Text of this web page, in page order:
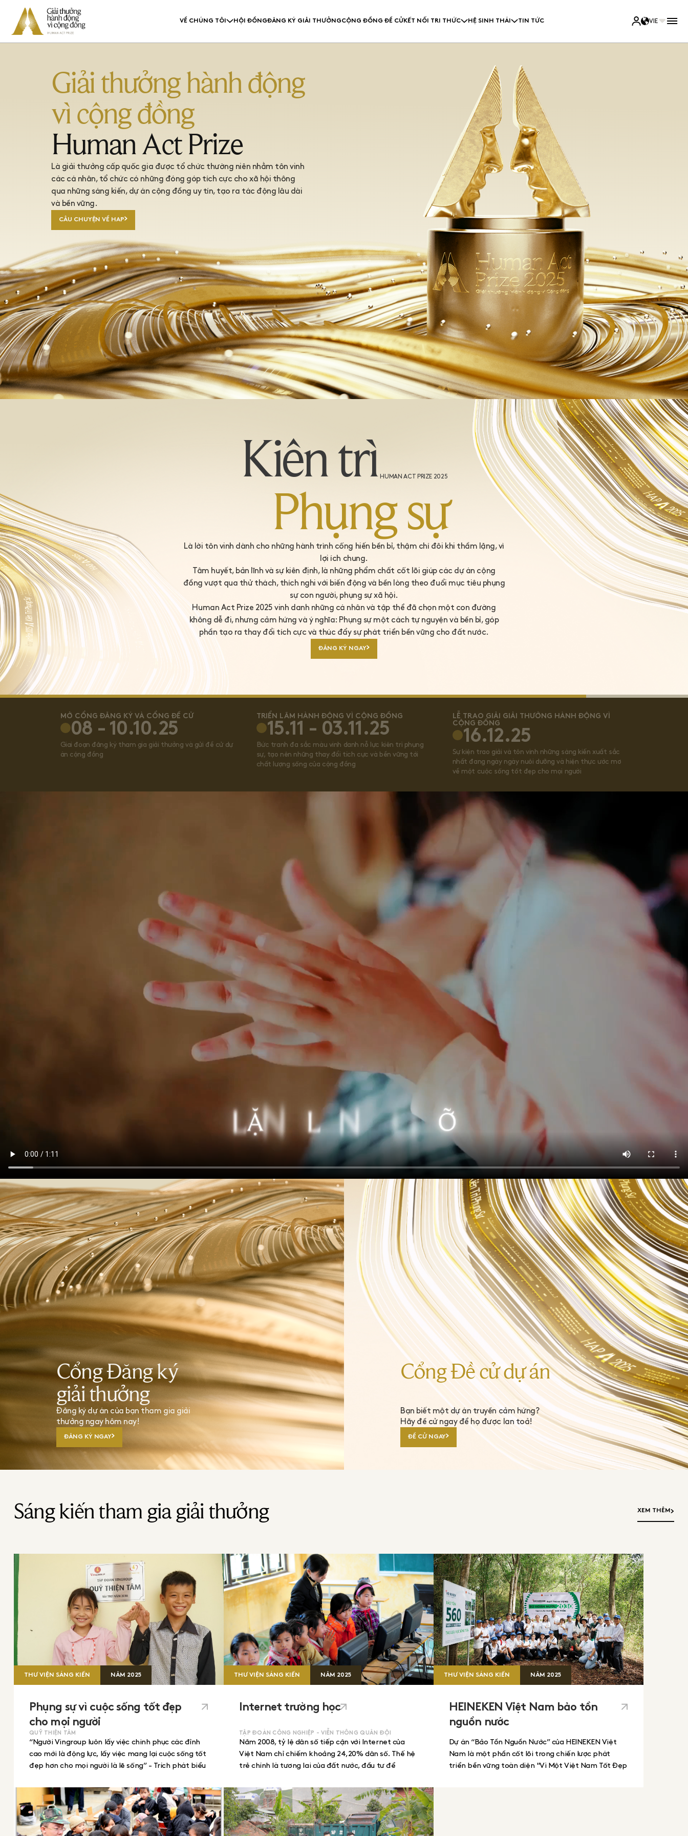
VỀ CHÚNG TÔI
CÂU CHUYỆN HUMAN ACT PRIZE
DANH SÁCH THẮNG GIẢI
QUY ĐỊNH VÀ ĐIỀU KHOẢN
HỘI ĐỒNGĐĂNG KÝ GIẢI THƯỞNGCỘNG ĐỒNG ĐỀ CỬKẾT NỐI TRI THỨC
THƯ VIỆN SÁNG KIẾN
HỆ SINH THÁI
HUMAN LEGACIES
HUMAN VOICES
TIN TỨC VIE
Về chúng tôi
CÂU CHUYỆN HUMAN ACT PRIZE
HỆ THỐNG GIẢI THƯỞNG
DANH SÁCH THẮNG GIẢI
QUY ĐỊNH VÀ ĐIỀU KHOẢN
Hội đồng Cộng đồng đề cử
Kết nối tri thức
THƯ VIỆN SÁNG KIẾN
BẢN TIN KIẾN THỨC
HUMAN LEGACIES
HUMAN THOUGHTS
HUMAN VOICES
Tin tức
Là một giải thưởng thường niên tôn vinh các tổ chức và cá nhân có
nhiều đóng góp cho cộng đồng thông qua
các dự án xã hội uy tín, tận tụy và lâu dài.
© 2024 Human Act Prize • Chính sách bảo mật
THÔNG TIN LIÊN HỆ
humanactprize@vccorp.vn
(+84) 342 613 178
ĐỊA CHỈ
01 Nguyễn Huy Tưởng, Thanh Xuân, Hà Nội
Giải thưởng hành động
vì cộng đồng
Human Act Prize
Là giải thưởng cấp quốc gia được tổ chức thường niên nhằm tôn vinh
các cá nhân, tổ chức có những đóng góp tích cực cho xã hội thông
qua những sáng kiến, dự án cộng đồng uy tín, tạo ra tác động lâu dài
và bền vững.
CÂU CHUYỆN VỀ HAP
Kiên trì HUMAN ACT PRIZE 2025
Phụng sự
Là lời tôn vinh dành cho những hành trình cống hiến bền bỉ, thậm chí đôi khi thầm lặng, vì
lợi ích chung.
Tâm huyết, bản lĩnh và sự kiên định, là những phẩm chất cốt lõi giúp các dự án cộng
đồng vượt qua thử thách, thích nghi với biến động và bền lòng theo đuổi mục tiêu phụng
sự con người, phụng sự xã hội.
Human Act Prize 2025 vinh danh những cá nhân và tập thể đã chọn một con đường
không dễ đi, nhưng cảm hứng và ý nghĩa: Phụng sự một cách tự nguyện và bền bỉ, góp
phần tạo ra thay đổi tích cực và thúc đẩy sự phát triển bền vững cho đất nước.
ĐĂNG KÝ NGAY
MỞ CỔNG ĐĂNG KÝ VÀ CỔNG ĐỀ CỬ
08 - 10.10.25
Giai đoạn đăng ký tham gia giải thưởng và gửi đề cử dự
án cộng đồng
TRIỂN LÃM HÀNH ĐỘNG VÌ CỘNG ĐỒNG
15.11 - 03.11.25
Bức tranh đa sắc màu vinh danh nỗ lực kiên trì phụng
sự, tạo nên những thay đổi tích cực và bền vững tới
chất lượng sống của cộng đồng
LỄ TRAO GIẢI GIẢI THƯỞNG HÀNH ĐỘNG VÌ
CỘNG ĐỒNG
16.12.25
Sự kiện trao giải và tôn vinh những sáng kiến xuất sắc
nhất đang ngày ngày nuôi dưỡng và hiện thực ước mơ
về một cuộc sống tốt đẹp cho mọi người
Cổng Đăng ký
giải thưởng
Đăng ký dự án của bạn tham gia giải
thưởng ngay hôm nay!
ĐĂNG KÝ NGAY
Cổng Đề cử dự án
Bạn biết một dự án truyền cảm hứng?
Hãy đề cử ngay để họ được lan toả!
ĐỀ CỬ NGAY
Sáng kiến tham gia giải thưởng XEM THÊM
THƯ VIỆN SÁNG KIẾN NĂM 2025
Phụng sự vì cuộc sống tốt đẹp
cho mọi người
QUỸ THIỆN TÂM
“Người Vingroup luôn lấy việc chinh phục các đỉnh
cao mới là động lực, lấy việc mang lại cuộc sống tốt
đẹp hơn cho mọi người là lẽ sống” - Trích phát biểu
Với tình yêu nước nồng nàn và khát vọng cống hiến,
ngay từ những ngày đầu thành lập, Vingroup đã ấp
ủ tâm nguyện xây dựng một Quỹ từ thiện chuyên
nghiệp để kết nối yêu thương và đồng hành cùng
THƯ VIỆN SÁNG KIẾN NĂM 2025
Internet trường học
TẬP ĐOÀN CÔNG NGHIỆP - VIỄN THÔNG QUÂN ĐỘI
Năm 2008, tỷ lệ dân số tiếp cận với Internet của
Việt Nam chỉ chiếm khoảng 24,20% dân số. Thế hệ
trẻ chính là tương lai của đất nước, đầu tư để
thông tin sẽ mở ra cơ hội tiếp cận kho tri thức
khổng lồ chung của nhân loại. Viettel phối hợp cùng
Bộ GDĐT triển khai chương trình “Kết nối mạng
giáo dục” hay còn gọi là “Internet trường học”.
THƯ VIỆN SÁNG KIẾN NĂM 2025
HEINEKEN Việt Nam bảo tồn
nguồn nước
Dự án “Bảo Tồn Nguồn Nước” của HEINEKEN Việt
Nam là một phần cốt lõi trong chiến lược phát
triển bền vững toàn diện "Vì Một Việt Nam Tốt Đẹp